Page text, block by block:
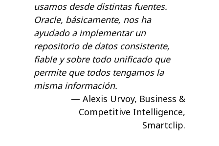
usamos desde distintas fuentes.
Oracle, básicamente, nos ha
ayudado a implementar un
repositorio de datos consistente,
fiable y sobre todo unificado que
permite que todos tengamos la
misma información.
Alexis Urvoy, Business &
Competitive Intelligence,
Smartclip.